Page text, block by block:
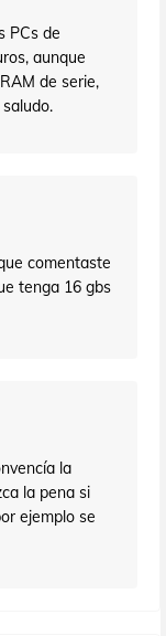
PCs de
aunque
de serie,
comentaste
tenga 16 gbs
la
la pena si
ejemplo se